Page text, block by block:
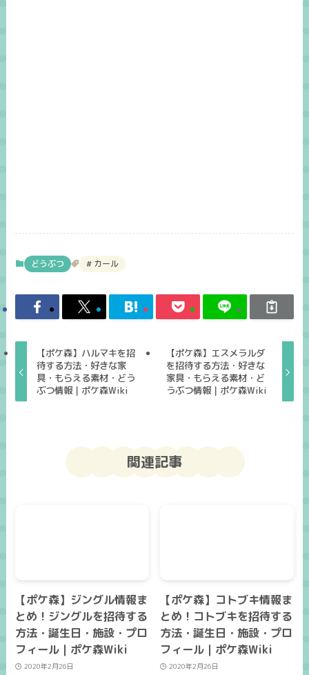
どうぶつ カール
【ポケ森】ハルマキを招
待する方法・好きな家
具・もらえる素材・どう
ぶつ情報｜ポケ森Wiki
【ポケ森】エスメラルダ
を招待する方法・好きな
家具・もらえる素材・ど
うぶつ情報｜ポケ森Wiki
関連記事
【ポケ森】ジングル情報ま
とめ！ジングルを招待する
方法・誕生日・施設・プロ
フィール｜ポケ森Wiki
2020年2月26日
【ポケ森】コトブキ情報ま
とめ！コトブキを招待する
方法・誕生日・施設・プロ
フィール｜ポケ森Wiki
2020年2月26日